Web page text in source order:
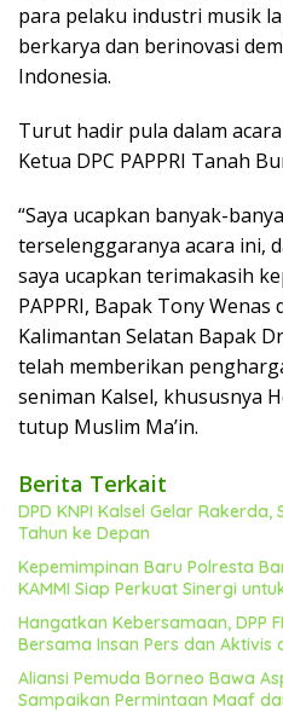
para pelaku industri musik
berkarya dan berinovasi
Indonesia.
Turut hadir pula dalam
Ketua DPC PAPPRI Tanah
“Saya ucapkan banyak-
terselenggaranya acara ini,
saya ucapkan terimakasih
PAPPRI, Bapak Tony Wenas
Kalimantan Selatan Bapak
telah memberikan
seniman Kalsel, khususnya
tutup Muslim Ma’in.
Berita Terkait
DPD KNPI Kalsel Gelar
Tahun ke Depan
Kepemimpinan Baru Polresta
KAMMI Siap Perkuat Sinergi
Hangatkan Kebersamaan, DPP
Bersama Insan Pers dan Aktivis
Aliansi Pemuda Borneo Bawa
Sampaikan Permintaan Maaf